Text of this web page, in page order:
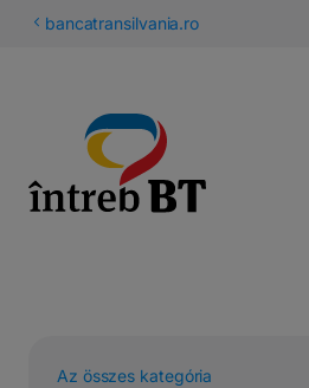
bancatransilvania.ro
Az összes kategória